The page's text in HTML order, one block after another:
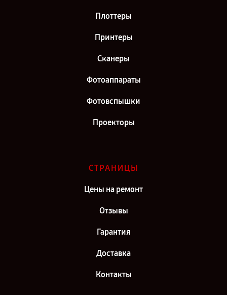
Плоттеры
Принтеры
Сканеры
Фотоаппараты
Фотовспышки
Проекторы
СТРАНИЦЫ
Цены на ремонт
Отзывы
Гарантия
Доставка
Контакты